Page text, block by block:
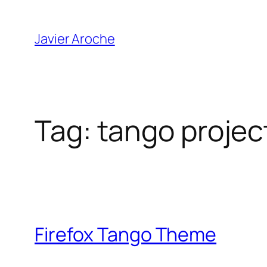
content
Javier Aroche
Tag: tango
Firefox Tango Theme